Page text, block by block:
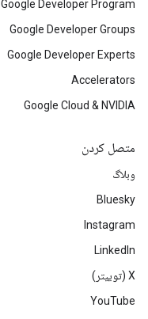
Google Developer Program
Google Developer Groups
Google Developer Experts
Accelerators
Google Cloud & NVIDIA
متصل کردن
وبلاگ
Bluesky
Instagram
LinkedIn
‫X (توییتر)
YouTube